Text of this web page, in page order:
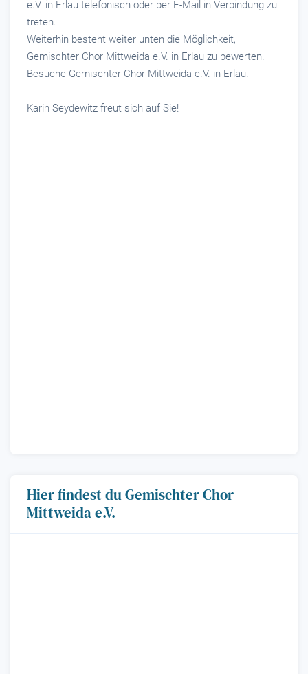
e.V. in Erlau telefonisch oder per E-Mail in Verbindung zu
treten.
Weiterhin besteht weiter unten die Möglichkeit,
Gemischter Chor Mittweida e.V. in Erlau zu bewerten.
Besuche Gemischter Chor Mittweida e.V. in Erlau.
Karin Seydewitz freut sich auf Sie!
Hier findest du Gemischter Chor
Mittweida e.V.